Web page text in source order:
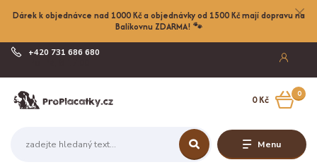
Dárek k objednávce nad 1000 Kč a objednávky od 1500 Kč mají dopravu na
Balíkovnu ZDARMA! 🐾
Menu
+420 731 686 680
0
0 Kč